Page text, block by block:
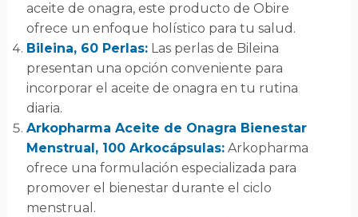
aceite de onagra, este producto de Obire
ofrece un enfoque holístico para tu salud.
Bileina, 60 Perlas:Las perlas de Bileina
presentan una opción conveniente para
incorporar el aceite de onagra en tu rutina
diaria.
Arkopharma Aceite de Onagra Bienestar
Menstrual, 100 Arkocápsulas: Arkopharma
ofrece una formulación especializada para
promover el bienestar durante el ciclo
menstrual.